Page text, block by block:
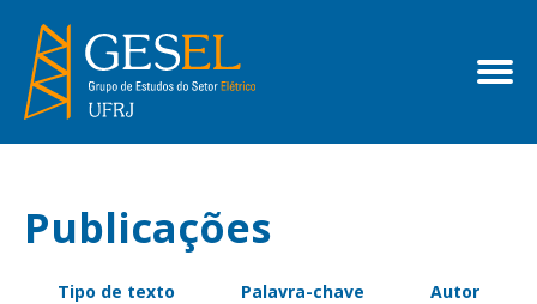
Publicações
Tipo de texto Palavra-chave Autor